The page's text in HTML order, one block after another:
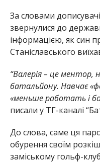
За словами
звернулися до
інформацією, як син
Станіславського
“Валерія – це
батальйону. Навчає
«меньше работать і
писали у ТГ-каналі
До слова, саме ця
обурення своїм
заміському гольф-